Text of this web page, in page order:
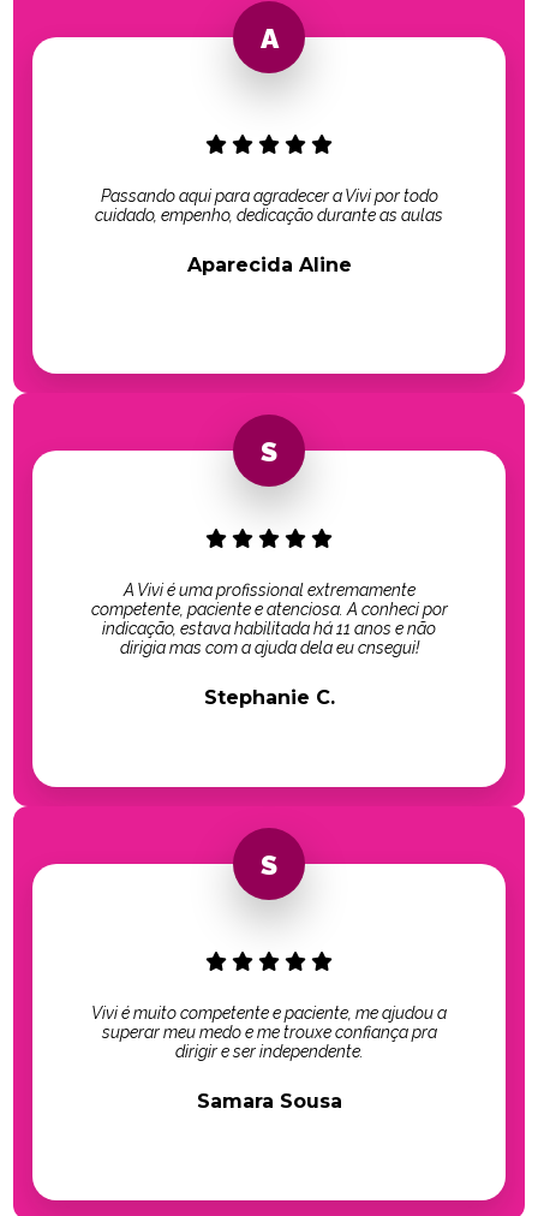
Passando aqui para agradecer a Vivi por todo
cuidado, empenho, dedicação durante as aulas
Aparecida Aline
A Vivi é uma profissional extremamente
competente, paciente e atenciosa. A conheci por
indicação, estava habilitada há 11 anos e não
dirigia mas com a ajuda dela eu cnsegui!
Stephanie C.
Vivi é muito competente e paciente, me ajudou a
superar meu medo e me trouxe confiança pra
dirigir e ser independente.
Samara Sousa